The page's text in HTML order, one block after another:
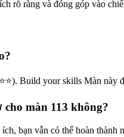
rõ ràng và đóng góp vào
Build your skills Màn này
màn 113 không?
bạn vẫn có thể hoàn